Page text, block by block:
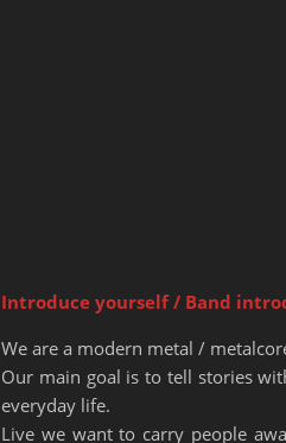
Introduce yourself / Band
We are a modern metal /
Our main goal is to tell stories
everyday life.
Live we want to carry people